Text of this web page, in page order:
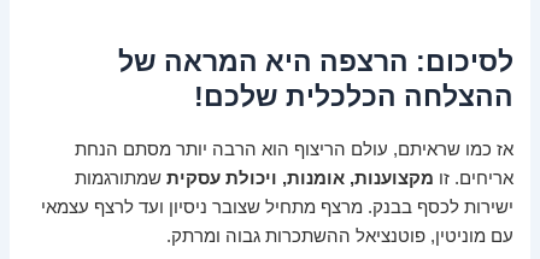
לסיכום: הרצפה היא המראה של
ההצלחה הכלכלית שלכם!
אז כמו שראיתם, עולם הריצוף הוא הרבה יותר מסתם הנחת
אריחים. זו מקצוענות, אומנות, ויכולת עסקית שמתורגמות
ישירות לכסף בבנק. מרצף מתחיל שצובר ניסיון ועד לרצף עצמאי
עם מוניטין, פוטנציאל ההשתכרות גבוה ומרתק.